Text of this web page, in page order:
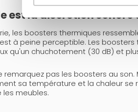
est la discrétion
les boosters thermiques
à peine perceptible. Les
qu'un chuchotement (30 dB) et
remarquez pas les boosters au
sa température et la chaleur se
les meubles.